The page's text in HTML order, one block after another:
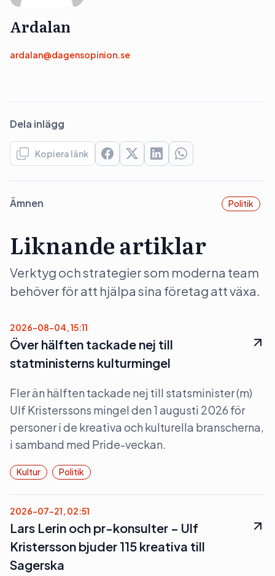
Ardalan
ardalan@dagensopinion.se
Dela inlägg
Kopiera länk
Ämnen Politik
Liknande artiklar
Verktyg och strategier som moderna team
behöver för att hjälpa sina företag att växa.
2026-08-04, 15:11
Över hälften tackade nej till
statministerns kulturmingel
Fler än hälften tackade nej till statsminister (m)
Ulf Kristerssons mingel den 1 augusti 2026 för
personer i de kreativa och kulturella branscherna,
i samband med Pride-veckan.
Kultur Politik
2026-07-21, 02:51
Lars Lerin och pr-konsulter – Ulf
Kristersson bjuder 115 kreativa till
Sagerska